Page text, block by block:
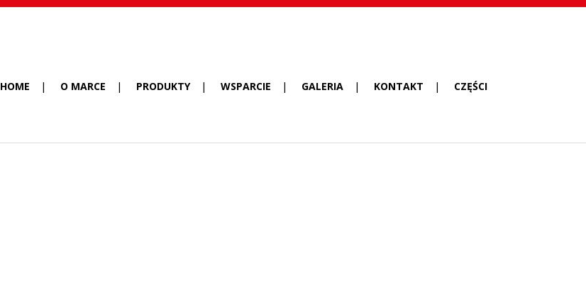
HOME O MARCE PRODUKTY WSPARCIE GALERIA KONTAKT CZĘŚCI